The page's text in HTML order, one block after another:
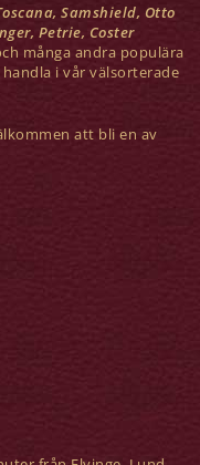
Samshield, Otto
Petrie, Coster
många andra populära
i vår välsorterade
att bli en av